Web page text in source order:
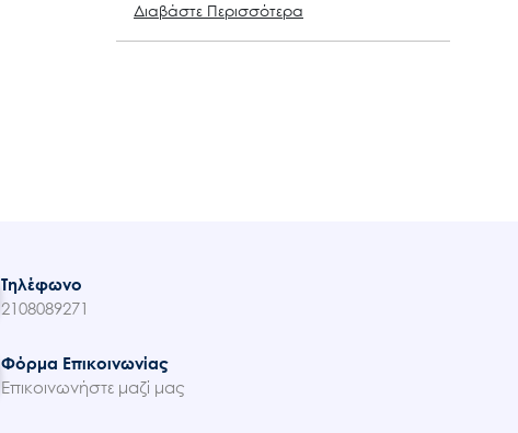
Διαβάστε Περισσότερα
Τηλέφωνο
2108089271
Φόρμα Επικοινωνίας
Επικοινωνήστε μαζί μας